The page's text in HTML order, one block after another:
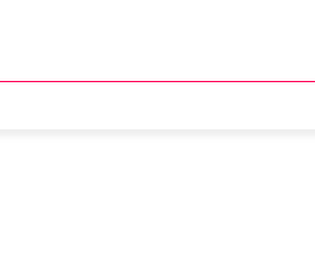
no almoço